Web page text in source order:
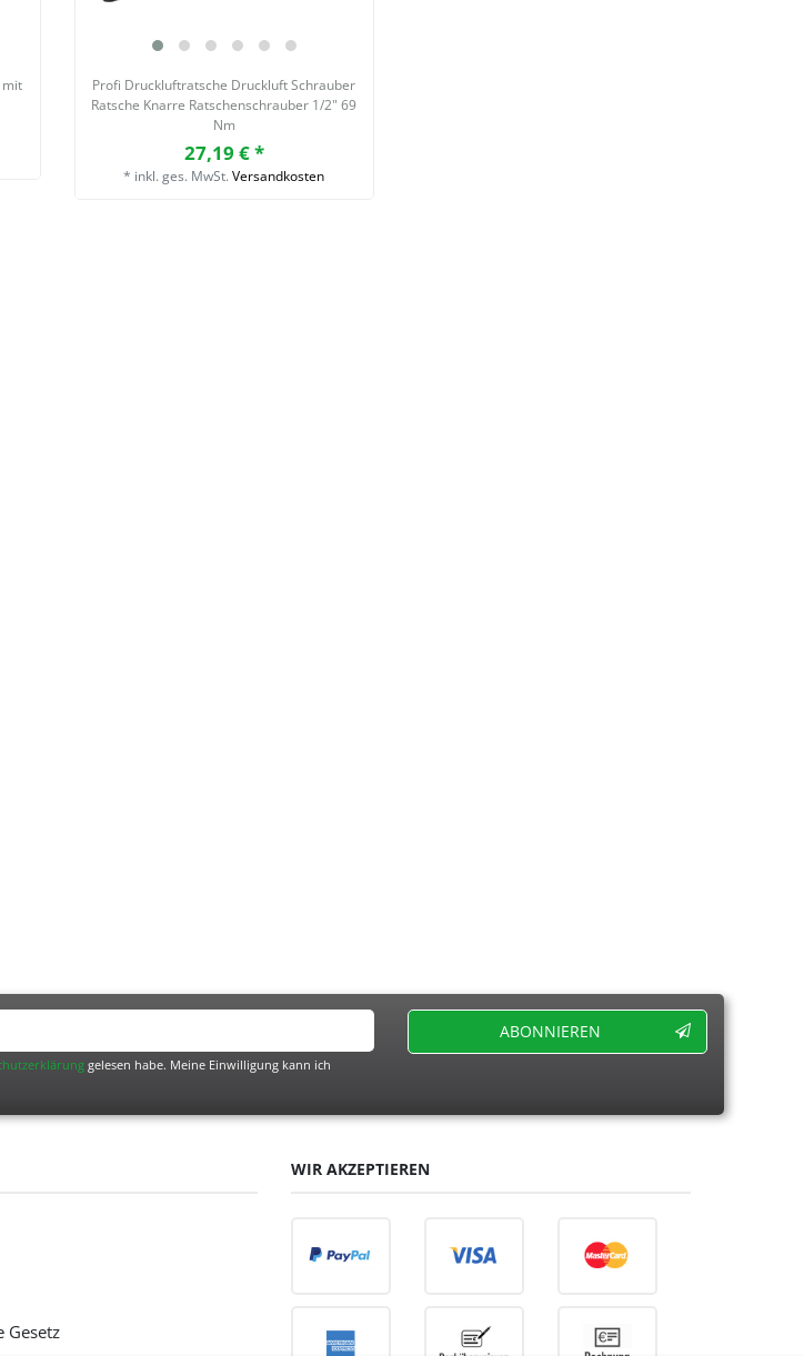
mit
Profi Druckluftratsche Druckluft Schrauber
Ratsche Knarre Ratschenschrauber 1/2" 69
Nm
27,19 € *
* inkl. ges. MwSt. Versandkosten
gelesen habe. Meine Einwilligung kann ich
ABONNIEREN
Gesetz
WIR AKZEPTIEREN